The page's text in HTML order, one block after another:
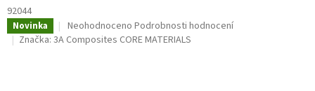
92044
Novinka
Průměrné
hodnocení
Neohodnoceno Podrobnosti hodnocení
Značka: 3A Composites CORE MATERIALS